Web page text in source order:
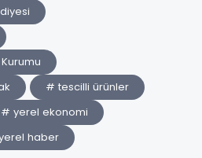
# tescilli ürünler
# yerel ekonomi
haber